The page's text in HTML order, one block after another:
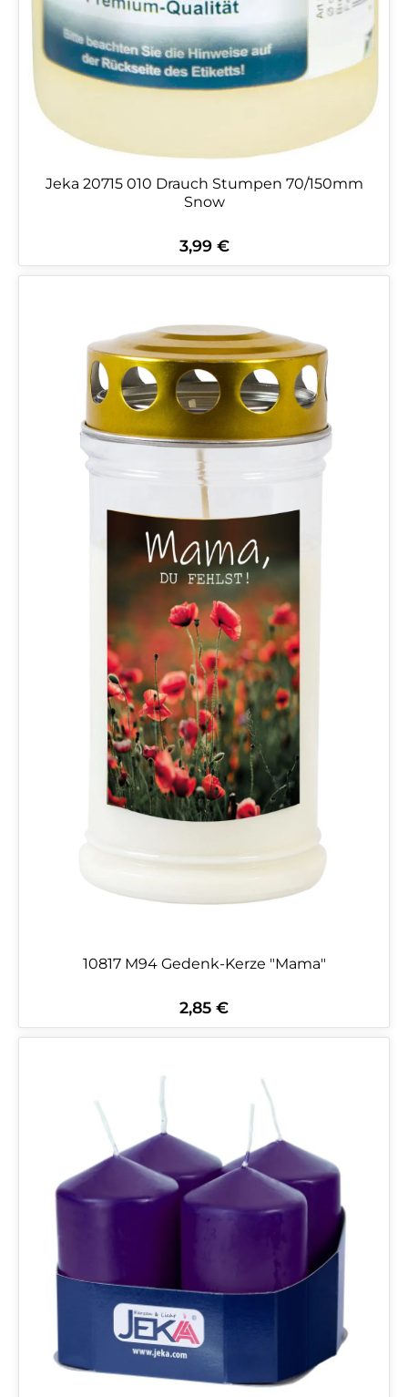
Jeka 20715 010 Drauch Stumpen 70/150mm
Snow
Regulärer Preis:
3,99 €
10817 M94 Gedenk-Kerze "Mama"
Regulärer Preis:
2,85 €